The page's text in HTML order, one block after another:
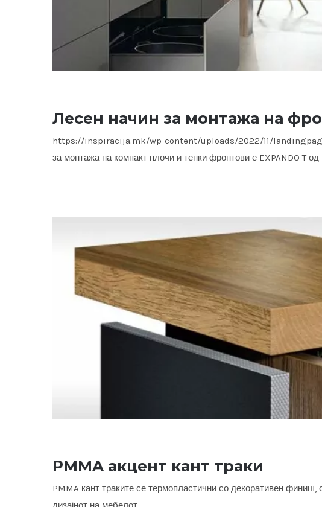
Лесен начин за монтажа на
https://inspiracija.mk/wp-content/uploads/2022/11/
за монтажа на компакт плочи и тенки фронтови е EXPANDO T од
PMMA акцент кант траки
PMMA кант траките се термопластични со декоративен финиш,